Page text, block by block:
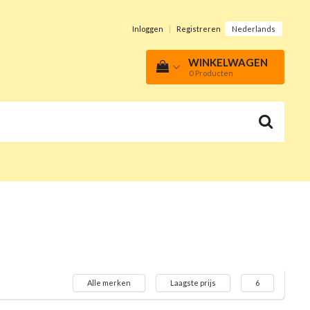
Inloggen | Registreren Nederlands
WINKELWAGEN
0 Producten
Alle merken Laagste prijs 6